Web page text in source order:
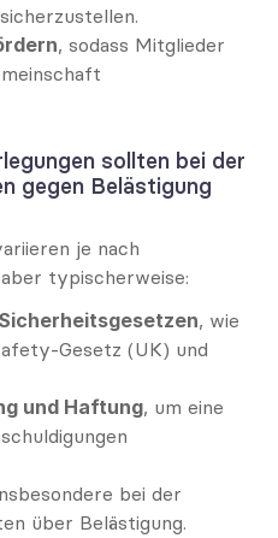
, sodass Mitglieder
sollten bei der
gegen Belästigung
je nach
typischerweise:
, wie
Gesetz (UK) und
und Haftung, um eine
bei der
über Belästigung.